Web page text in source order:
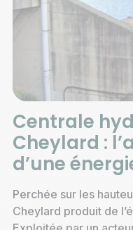
Centrale
Cheylard :
d’une
Perchée sur les
Cheylard produit de